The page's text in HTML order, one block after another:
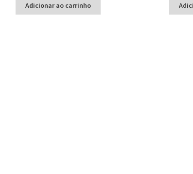
Adicionar ao carrinho